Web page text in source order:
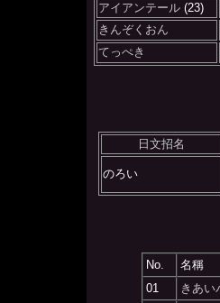
アイアンテール (23)
きんぞくおん
てっぺき
日文招名
のろい
No. 名稱
01
きあい